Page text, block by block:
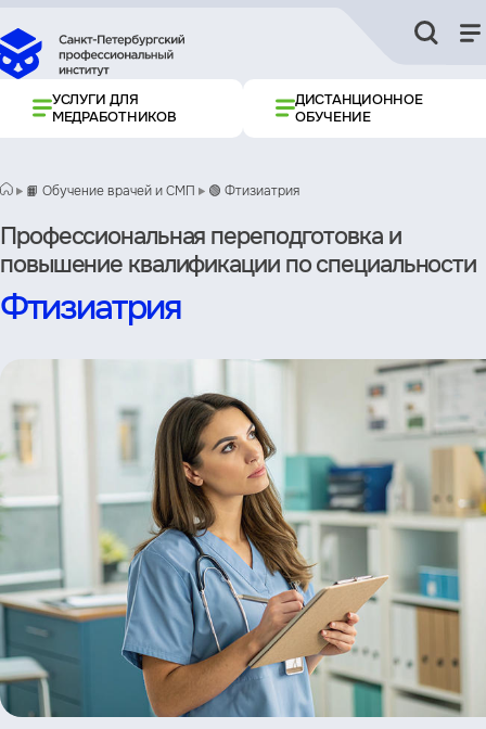
УСЛУГИ ДЛЯ
МЕДРАБОТНИКОВ
ДИСТАНЦИОННОЕ
ОБУЧЕНИЕ
📙 Обучение врачей и СМП 🟢 Фтизиатрия
Профессиональная переподготовка и
повышение квалификации по специальности
Фтизиатрия